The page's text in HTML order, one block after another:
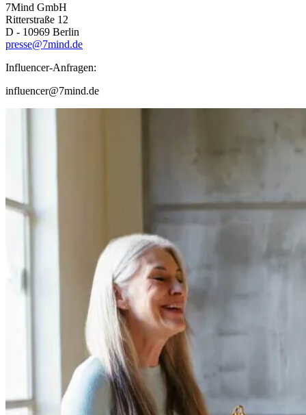
7Mind GmbH
Ritterstraße 12
D - 10969 Berlin
presse@7mind.de
Influencer-Anfragen:
influencer@7mind.de